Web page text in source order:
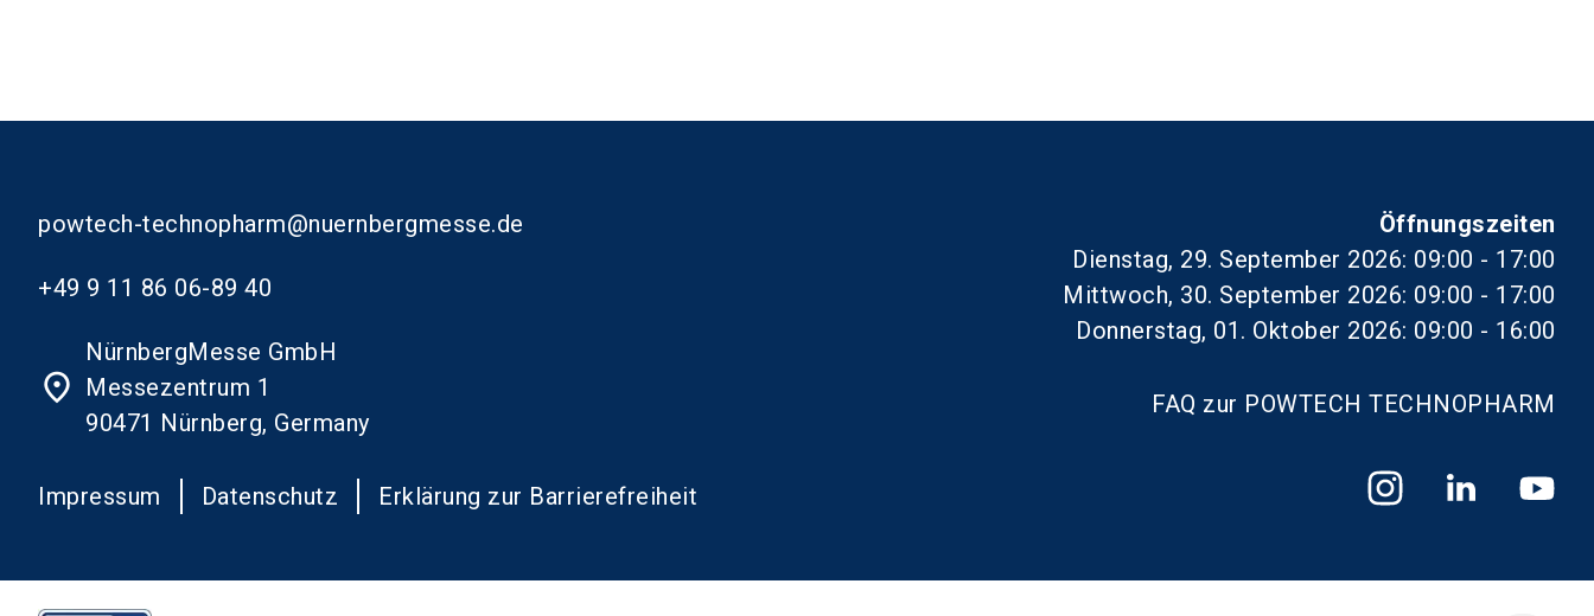
powtech-technopharm@nuernbergmesse.de
+49 9 11 86 06-89 40
place
NürnbergMesse GmbH
Messezentrum 1
90471 Nürnberg, Germany
Impressum Datenschutz Erklärung zur Barrierefreiheit
Öffnungszeiten
Dienstag, 29. September 2026: 09:00 - 17:00
Mittwoch, 30. September 2026: 09:00 - 17:00
Donnerstag, 01. Oktober 2026: 09:00 - 16:00
FAQ zur POWTECH TECHNOPHARM